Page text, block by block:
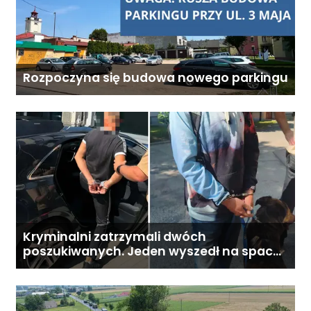
9:00–18:00
Rozpoczyna się budowa nowego parkingu
Kryminalni zatrzymali dwóch
poszukiwanych. Jeden wyszedł na spacer,
drugi ukrywał się pod łóżkiem